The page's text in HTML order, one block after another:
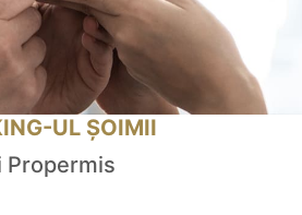
UL ȘOIMII
Propermis